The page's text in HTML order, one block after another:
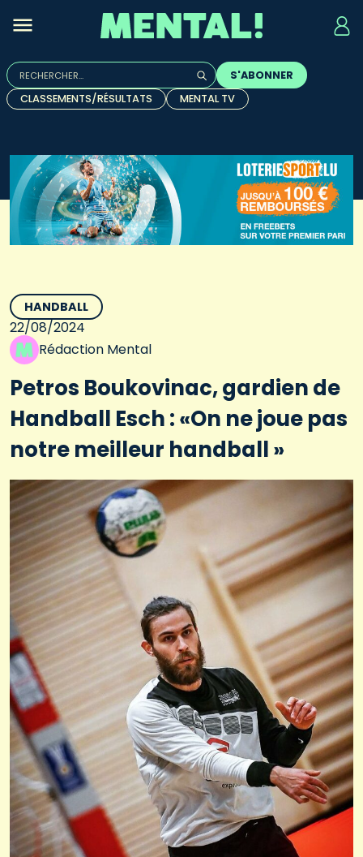
Rechercher :
Quand les résultats de l'auto-complétion sont
S'ABONNER
CLASSEMENTS/RÉSULTATS
MENTAL TV
HANDBALL
22/08/2024
Rédaction Mental
Petros Boukovinac, gardien de
Handball Esch : «On ne joue pas
notre meilleur handball »